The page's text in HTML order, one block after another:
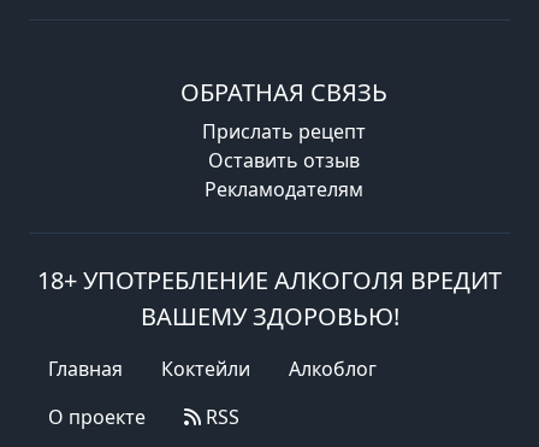
ОБРАТНАЯ СВЯЗЬ
Прислать рецепт
Оставить отзыв
Рекламодателям
18+ УПОТРЕБЛЕНИЕ АЛКОГОЛЯ ВРЕДИТ
ВАШЕМУ ЗДОРОВЬЮ!
Главная Коктейли
Алкоблог
О проекте
RSS